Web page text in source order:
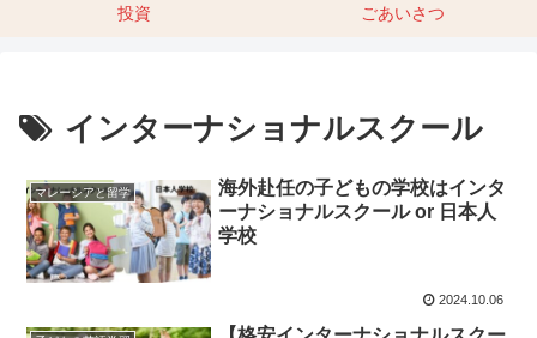
投資 ごあいさつ
インターナショナルスクール
マレーシアと留学
海外赴任の子どもの学校はインタ
ーナショナルスクール or 日本人
学校
2024.10.06